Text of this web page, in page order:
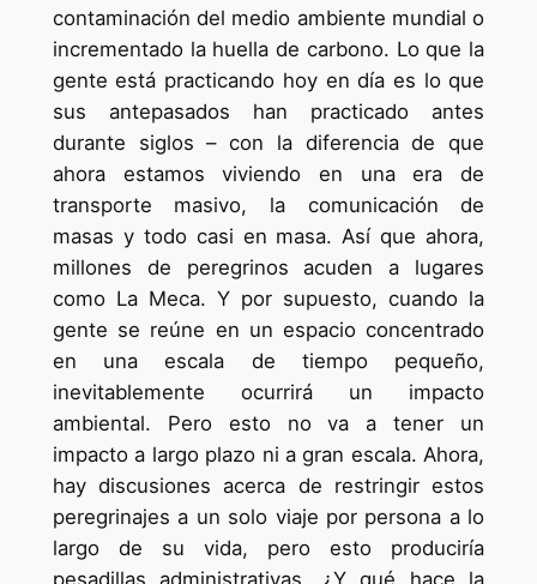
contaminación del medio ambiente mundial o
incrementado la huella de carbono. Lo que la
gente está practicando hoy en día es lo que
sus antepasados han practicado antes
durante siglos – con la diferencia de que
ahora estamos viviendo en una era de
transporte masivo, la comunicación de
masas y todo casi en masa. Así que ahora,
millones de peregrinos acuden a lugares
como La Meca. Y por supuesto, cuando la
gente se reúne en un espacio concentrado
en una escala de tiempo pequeño,
inevitablemente ocurrirá un impacto
ambiental. Pero esto no va a tener un
impacto a largo plazo ni a gran escala. Ahora,
hay discusiones acerca de restringir estos
peregrinajes a un solo viaje por persona a lo
largo de su vida, pero esto produciría
pesadillas administrativas. ¿Y qué hace la